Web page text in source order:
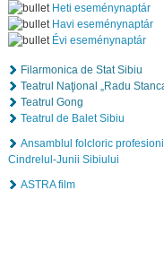
Heti eseménynaptár
Havi eseménynaptár
Évi eseménynaptár
Filarmonica de Stat Sibiu
Teatrul Naţional „Radu
Teatrul Gong
Teatrul de Balet Sibiu
Ansamblul folcloric
Cindrelul-Junii Sibiului
ASTRA film